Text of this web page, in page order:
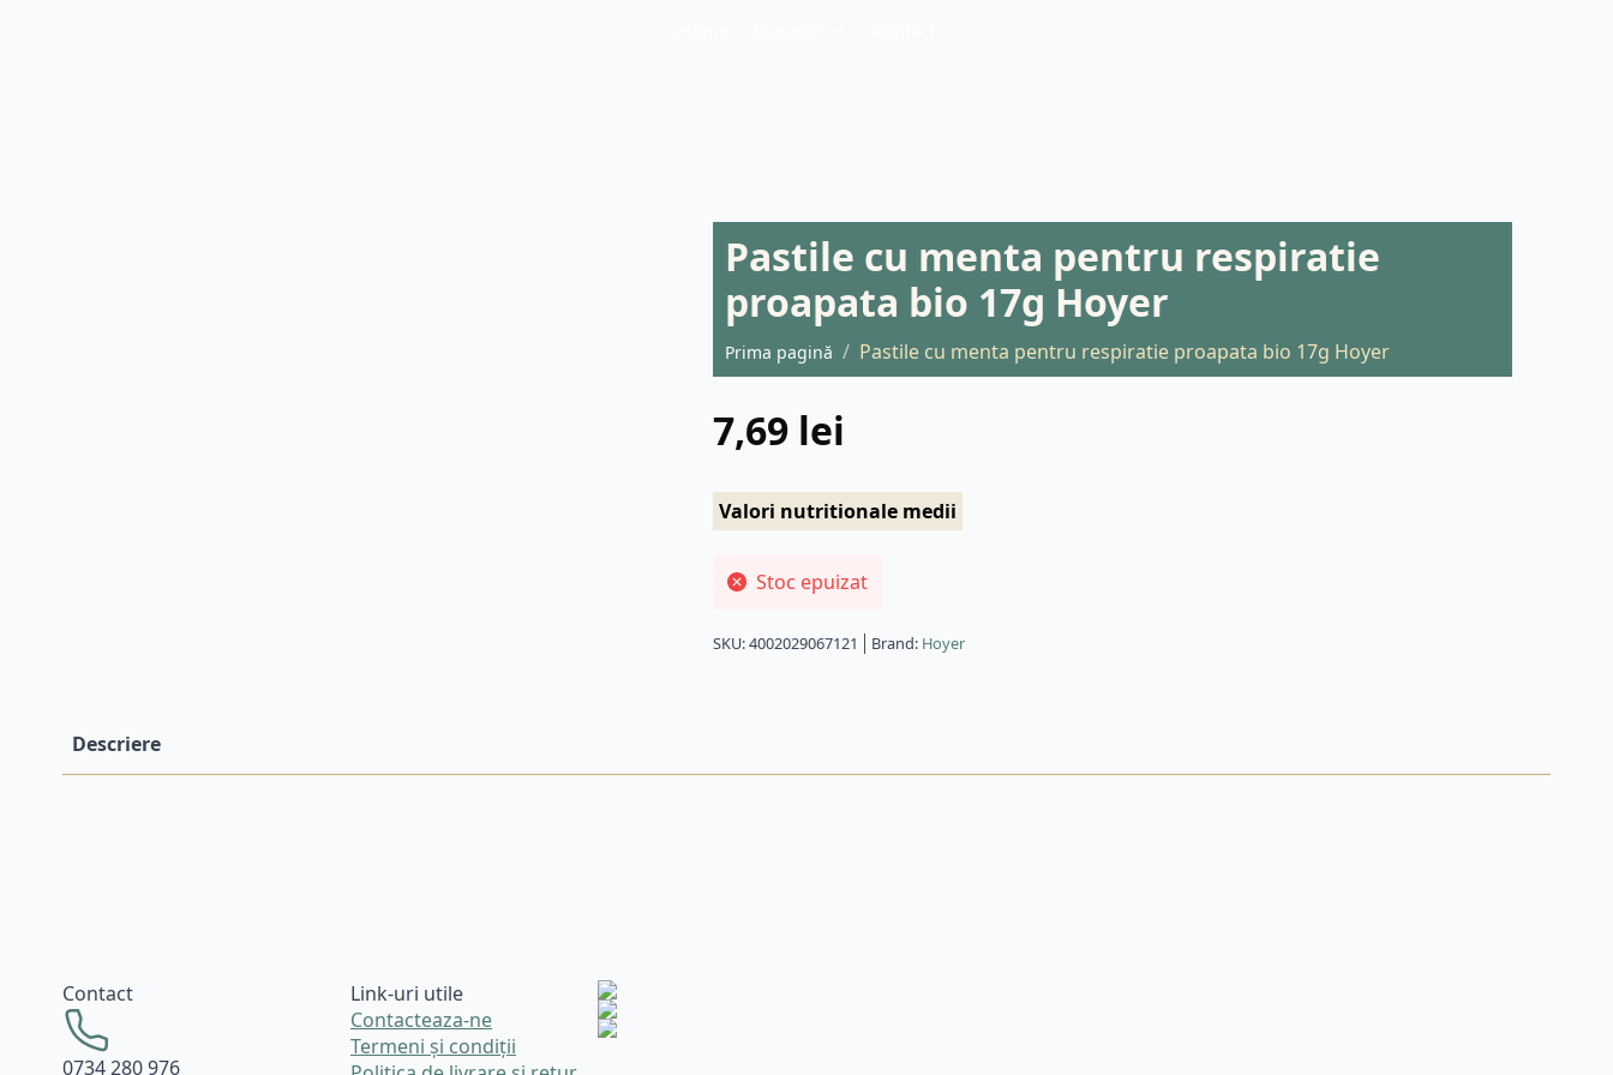
Pastile cu menta pentru respiratie
proapata bio 17g Hoyer
Prima pagină Pastile cu menta pentru respiratie proapata bio 17g Hoyer
7,69 lei
Valori nutritionale medii
Stoc epuizat
SKU:4002029067121 Brand: Hoyer
Descriere
Contact
0734 280 976
Link-uri utile
Contacteaza-ne
Termeni și condiții